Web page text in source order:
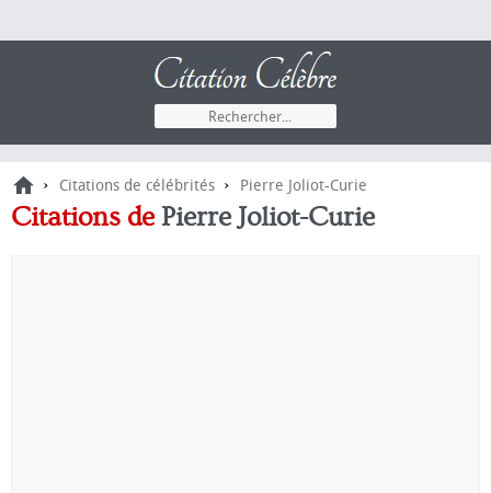
› Citations de célébrités › Pierre Joliot-Curie
Citations de Pierre Joliot-Curie